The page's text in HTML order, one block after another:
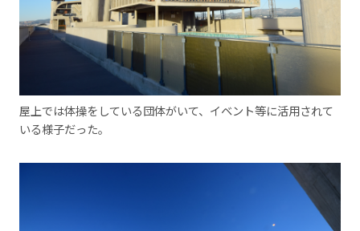
屋上では体操をしている団体がいて、イベント等に活用されて
いる様子だった。